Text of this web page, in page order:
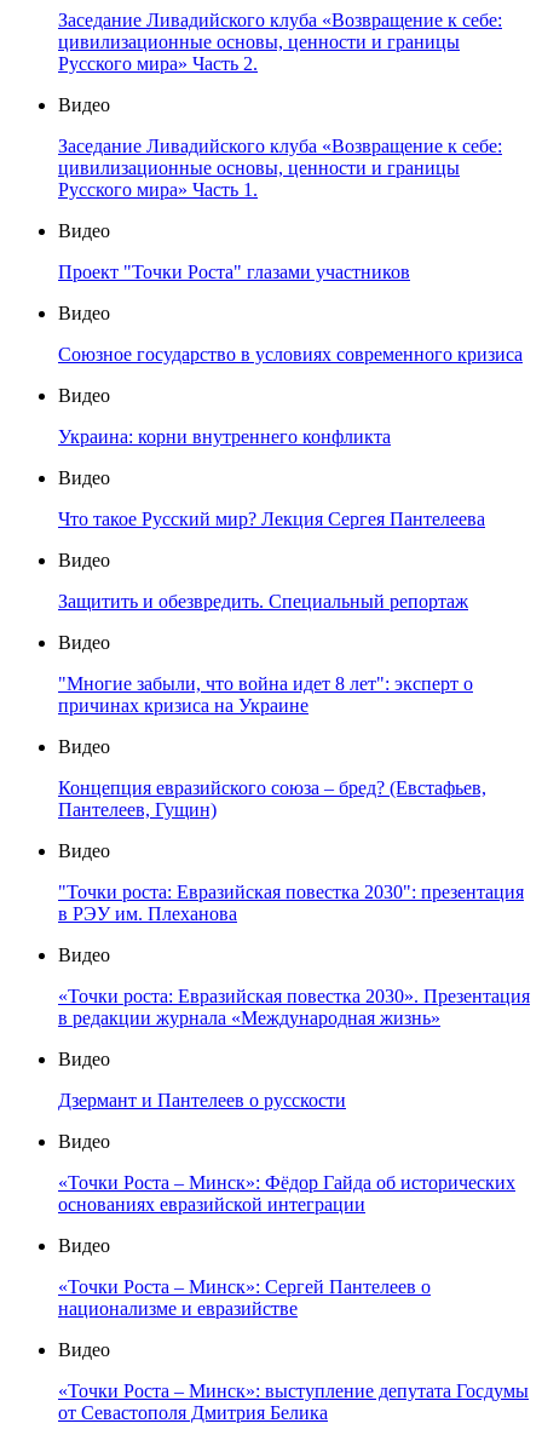
Заседание Ливадийского клуба «Возвращение к себе:
цивилизационные основы, ценности и границы
Русского мира» Часть 2.
Видео
Заседание Ливадийского клуба «Возвращение к себе:
цивилизационные основы, ценности и границы
Русского мира» Часть 1.
Видео
Проект "Точки Роста" глазами участников
Видео
Союзное государство в условиях современного кризиса
Видео
Украина: корни внутреннего конфликта
Видео
Что такое Русский мир? Лекция Сергея Пантелеева
Видео
Защитить и обезвредить. Специальный репортаж
Видео
"Многие забыли, что война идет 8 лет": эксперт о
причинах кризиса на Украине
Видео
Концепция евразийского союза – бред? (Евстафьев,
Пантелеев, Гущин)
Видео
"Точки роста: Евразийская повестка 2030": презентация
в РЭУ им. Плеханова
Видео
«Точки роста: Евразийская повестка 2030». Презентация
в редакции журнала «Международная жизнь»
Видео
Дзермант и Пантелеев о русскости
Видео
«Точки Роста – Минск»: Фёдор Гайда об исторических
основаниях евразийской интеграции
Видео
«Точки Роста – Минск»: Сергей Пантелеев о
национализме и евразийстве
Видео
«Точки Роста – Минск»: выступление депутата Госдумы
от Севастополя Дмитрия Белика